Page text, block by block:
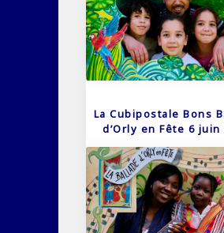
La Cubipostale Bons
d’Orly en Fête 6 juin